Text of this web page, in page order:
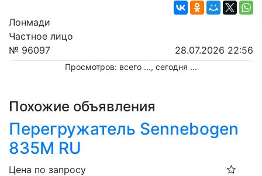
Лонмади
Частное лицо
№ 96097
28.07.2026 22:56
Просмотров: всего ..., сегодня ...
Похожие объявления
Перегружатель Sennebogen
835M RU
Цена по запросу